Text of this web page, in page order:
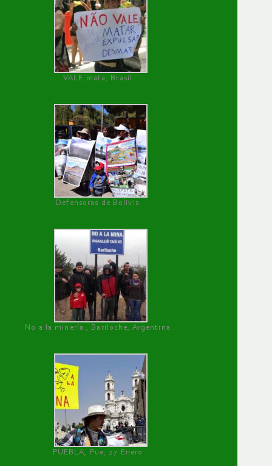
VALE mata, Brasil
Defensoras de Bolivia
No a la minería , Bariloche, Argentina
PUEBLA, Pue, 27 Enero